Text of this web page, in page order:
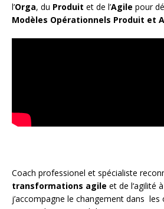
l’Orga, du Produit et de l’Agile pour
Modèles Opérationnels Produit et
Coach professionel et spécialiste
transformations agile et de l‘agilité
j’accompagne le changement dans